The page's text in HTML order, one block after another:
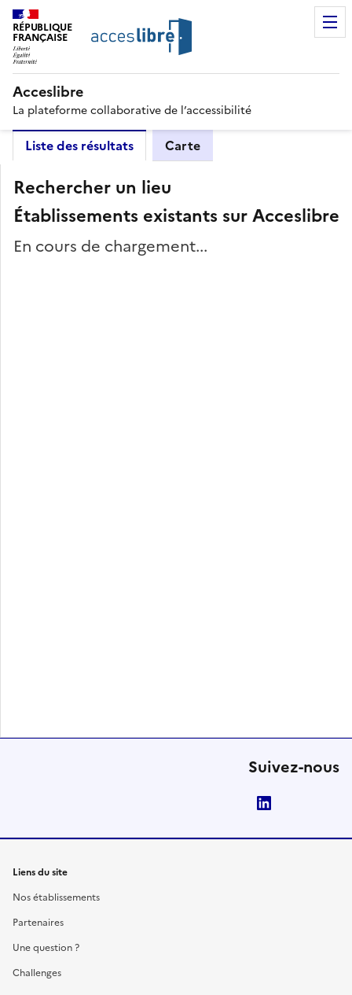
RÉPUBLIQUE
FRANÇAISE
Acceslibre
La plateforme collaborative de l’accessibilité
Liste des résultats Carte
Rechercher un lieu
Établissements existants sur Acceslibre
En cours de chargement...
Suivez-nous
Liens du site
Nos établissements
Partenaires
Une question ?
Challenges